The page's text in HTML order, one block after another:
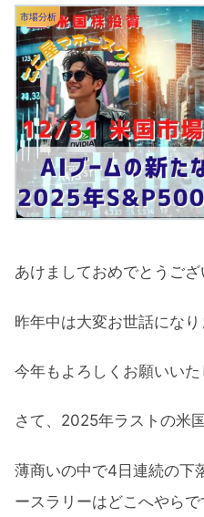
市場分析
あけましておめでとうござ
昨年中は大変お世話になり
今年もよろしくお願いいた
さて、2025年ラストの米
薄商いの中で4日連続の下
ースラリーはどこへやらで